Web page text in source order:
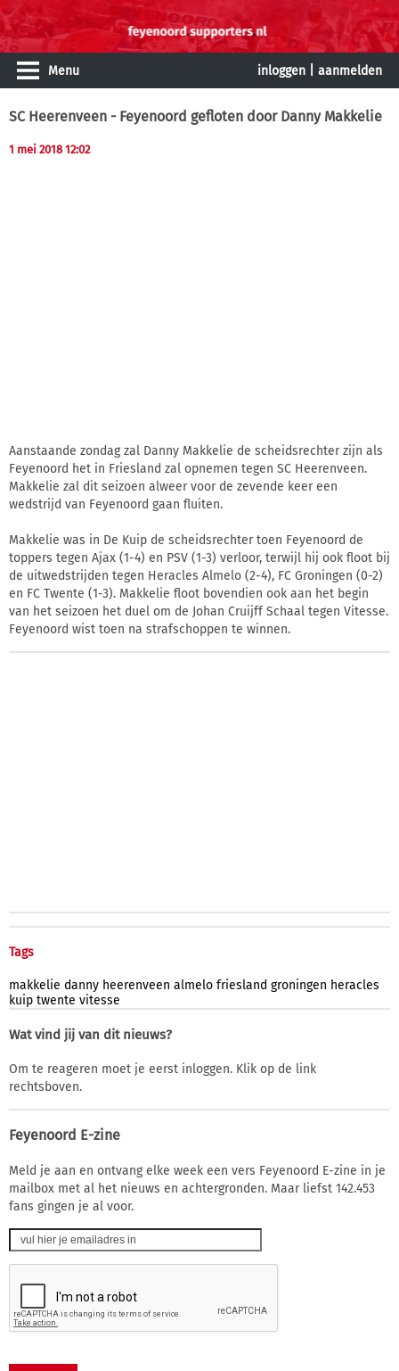
Menu inloggen aanmelden
SC Heerenveen - Feyenoord gefloten door Danny Makkelie
1 mei 2018 12:02
Aanstaande zondag zal Danny Makkelie de scheidsrechter zijn als
Feyenoord het in Friesland zal opnemen tegen SC Heerenveen.
Makkelie zal dit seizoen alweer voor de zevende keer een
wedstrijd van Feyenoord gaan fluiten.
Makkelie was in De Kuip de scheidsrechter toen Feyenoord de
toppers tegen Ajax (1-4) en PSV (1-3) verloor, terwijl hij ook floot bij
de uitwedstrijden tegen Heracles Almelo (2-4), FC Groningen (0-2)
en FC Twente (1-3). Makkelie floot bovendien ook aan het begin
van het seizoen het duel om de Johan Cruijff Schaal tegen Vitesse.
Feyenoord wist toen na strafschoppen te winnen.
Tags
makkelie danny heerenveen almelo friesland groningen heracles
kuip twente vitesse
Wat vind jij van dit nieuws?
Om te reageren moet je eerst inloggen. Klik op de link
rechtsboven.
Feyenoord E-zine
Meld je aan en ontvang elke week een vers Feyenoord E-zine in je
mailbox met al het nieuws en achtergronden. Maar liefst 142.453
fans gingen je al voor.